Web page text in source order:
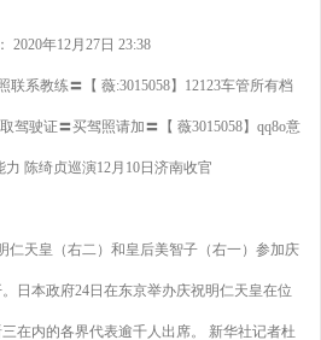
年12月27日 23:38
系教练〓【 薇:3015058】12123车管所有档
驾驶证〓买驾照请加〓【 薇3015058】qq8o意
陈绮贞巡演12月10日济南收官
仁天皇（右二）和皇后美智子（右一）参加庆
日本政府24日在东京举办庆祝明仁天皇在位
在内的各界代表逾千人出席。 新华社记者杜